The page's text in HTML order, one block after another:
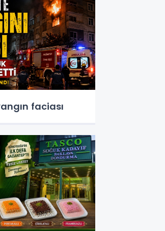
faciası